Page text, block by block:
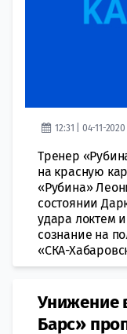
12:31 | 04-11-2020
Тренер
на красную
«Рубина»
состоянии
удара локтем
сознание на
«СКА-
Унижение
Барс»